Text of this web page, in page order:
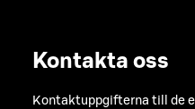
Kontakta oss
Kontaktuppgifterna till de